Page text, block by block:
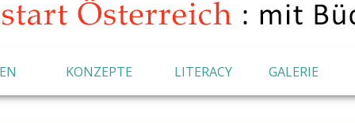
KONZEPTE LITERACY GALERIE